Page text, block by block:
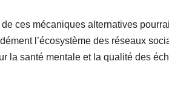
ces mécaniques alternatives
l’écosystème des réseaux
la santé mentale et la qualité des